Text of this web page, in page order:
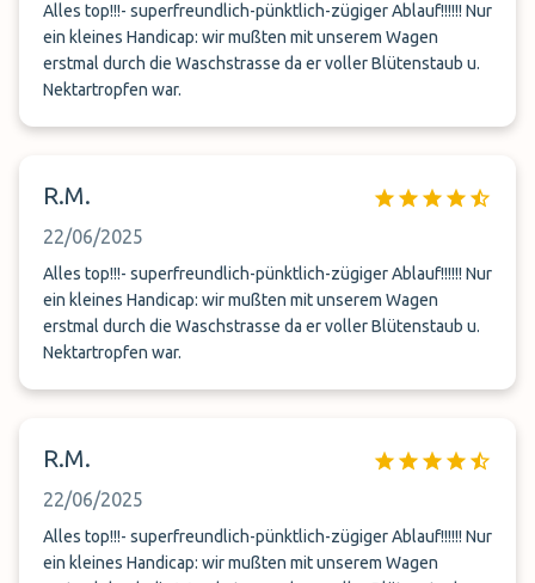
Alles top!!!- superfreundlich-pünktlich-zügiger Ablauf!!!!!! Nur
ein kleines Handicap: wir mußten mit unserem Wagen
erstmal durch die Waschstrasse da er voller Blütenstaub u.
Nektartropfen war.
R.M.
22/06/2025
Alles top!!!- superfreundlich-pünktlich-zügiger Ablauf!!!!!! Nur
ein kleines Handicap: wir mußten mit unserem Wagen
erstmal durch die Waschstrasse da er voller Blütenstaub u.
Nektartropfen war.
R.M.
22/06/2025
Alles top!!!- superfreundlich-pünktlich-zügiger Ablauf!!!!!! Nur
ein kleines Handicap: wir mußten mit unserem Wagen